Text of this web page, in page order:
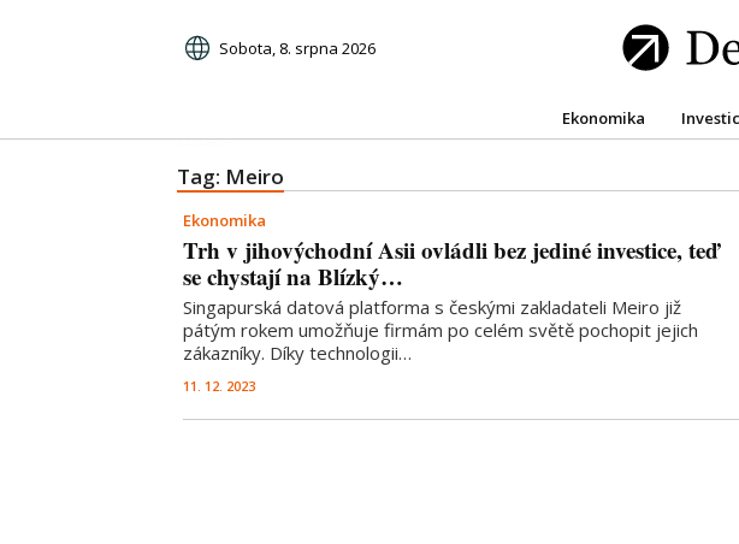
Sobota, 8. srpna 2026
Ekonomika
Tag: Meiro
Ekonomika
Trh v jihovýchodní Asii ovládli bez jediné investice, teď
se chystají na Blízký…
Singapurská datová platforma s českými zakladateli Meiro již
pátým rokem umožňuje firmám po celém světě pochopit jejich
zákazníky. Díky technologii…
11. 12. 2023